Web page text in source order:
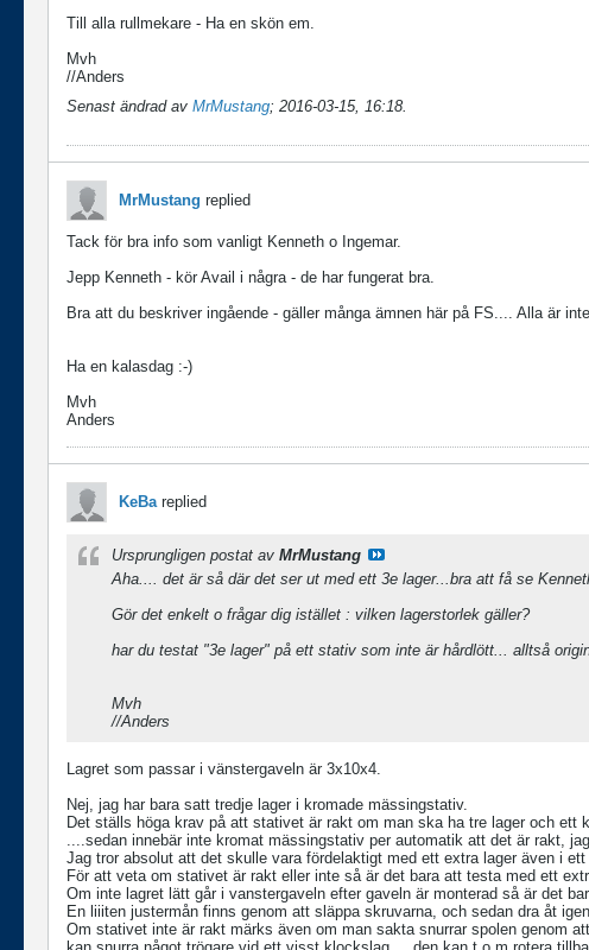
Till alla rullmekare - Ha en skön em.
Mvh
//Anders
Senast ändrad av MrMustang; 2016-03-15, 16:18.
MrMustang replied
Tack för bra info som vanligt Kenneth o Ingemar.
Jepp Kenneth - kör Avail i några - de har fungerat bra.
Bra att du beskriver ingående - gäller många ämnen här på FS.... Alla är
Ha en kalasdag :-)
Mvh
Anders
KeBareplied
Ursprungligen postat av MrMustang
Aha.... det är så där det ser ut med ett 3e lager...bra att få se
Gör det enkelt o frågar dig istället : vilken lagerstorlek gäller?
har du testat "3e lager" på ett stativ som inte är hårdlött... alltså
Mvh
//Anders
Lagret som passar i vänstergaveln är 3x10x4.
Nej, jag har bara satt tredje lager i kromade mässingstativ.
Det ställs höga krav på att stativet är rakt om man ska ha tre lager och ett
....sedan innebär inte kromat mässingstativ per automatik att det är rakt,
Jag tror absolut att det skulle vara fördelaktigt med ett extra lager även i
För att veta om stativet är rakt eller inte så är det bara att testa med ett
Om inte lagret lätt går i vanstergaveln efter gaveln är monterad så är det
En liiiten justermån finns genom att släppa skruvarna, och sedan dra åt
Om stativet inte är rakt märks även om man sakta snurrar spolen genom